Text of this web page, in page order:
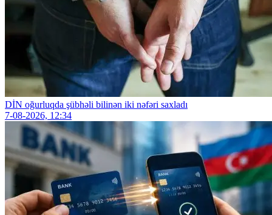
DİN oğurluqda şübhəli bilinən iki nəfəri saxladı
7-08-2026, 12:34